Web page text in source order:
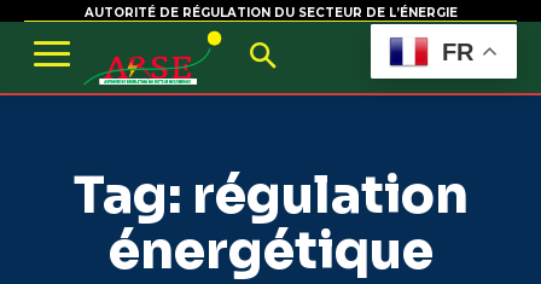
AUTORITÉ DE RÉGULATION DU SECTEUR DE L’ÉNERGIE
Tag: régulation
énergétique
FR